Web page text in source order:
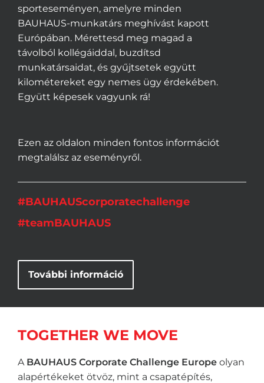
sporteseményen, amelyre minden
BAUHAUS-munkatárs meghívást kapott
Európában. Mérettesd meg magad a
távolból kollégáiddal, buzdítsd
munkatársaidat, és gyűjtsetek együtt
kilométereket egy nemes ügy érdekében.
Együtt képesek vagyunk rá!
Ezen az oldalon minden fontos információt
megtalálsz az eseményről.
#BAUHAUScorporatechallenge
#teamBAUHAUS
További információ
TOGETHER WE MOVE
A BAUHAUS Corporate Challenge Europeolyan
alapértékeket ötvöz, mint a csapatépítés,